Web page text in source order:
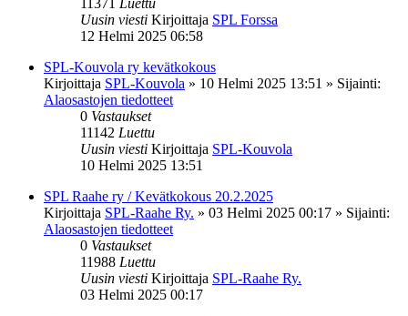
Uusin viesti Kirjoittaja SPL Forssa
12 Helmi 2025 06:58
SPL-Kouvola ry kevätkokous
Kirjoittaja SPL-Kouvola » 10 Helmi 2025 13:51 » Sijainti:
Alaosastojen tiedotteet
0 Vastaukset
11142 Luettu
Uusin viesti Kirjoittaja SPL-Kouvola
10 Helmi 2025 13:51
SPL Raahe ry / Kevätkokous 20.2.2025
Kirjoittaja SPL-Raahe Ry. » 03 Helmi 2025 00:17 » Sijainti:
Alaosastojen tiedotteet
0 Vastaukset
11988 Luettu
Uusin viesti Kirjoittaja SPL-Raahe Ry.
03 Helmi 2025 00:17